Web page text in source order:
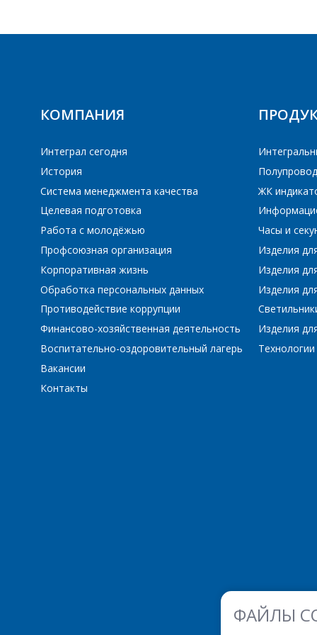
ФАЙЛЫ
I
K
KA7500B KIA7029
KIA7042 KIA7045
L
L497B L497D1
КОМПАНИЯ
Интеграл сегодня
История
Система менеджмента качества
Целевая подготовка
Работа с молодёжью
Профсоюзная организация
Корпоративная жизнь
Обработка персональных данных
Противодействие коррупции
Финансово-хозяйственная деятельность
Воспитательно-оздоровительный лагерь
Вакансии
Контакты
ЖК
Часы и
Изделия
Изделия
Изделия
Изделия
Технологии